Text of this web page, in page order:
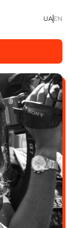
UAEN